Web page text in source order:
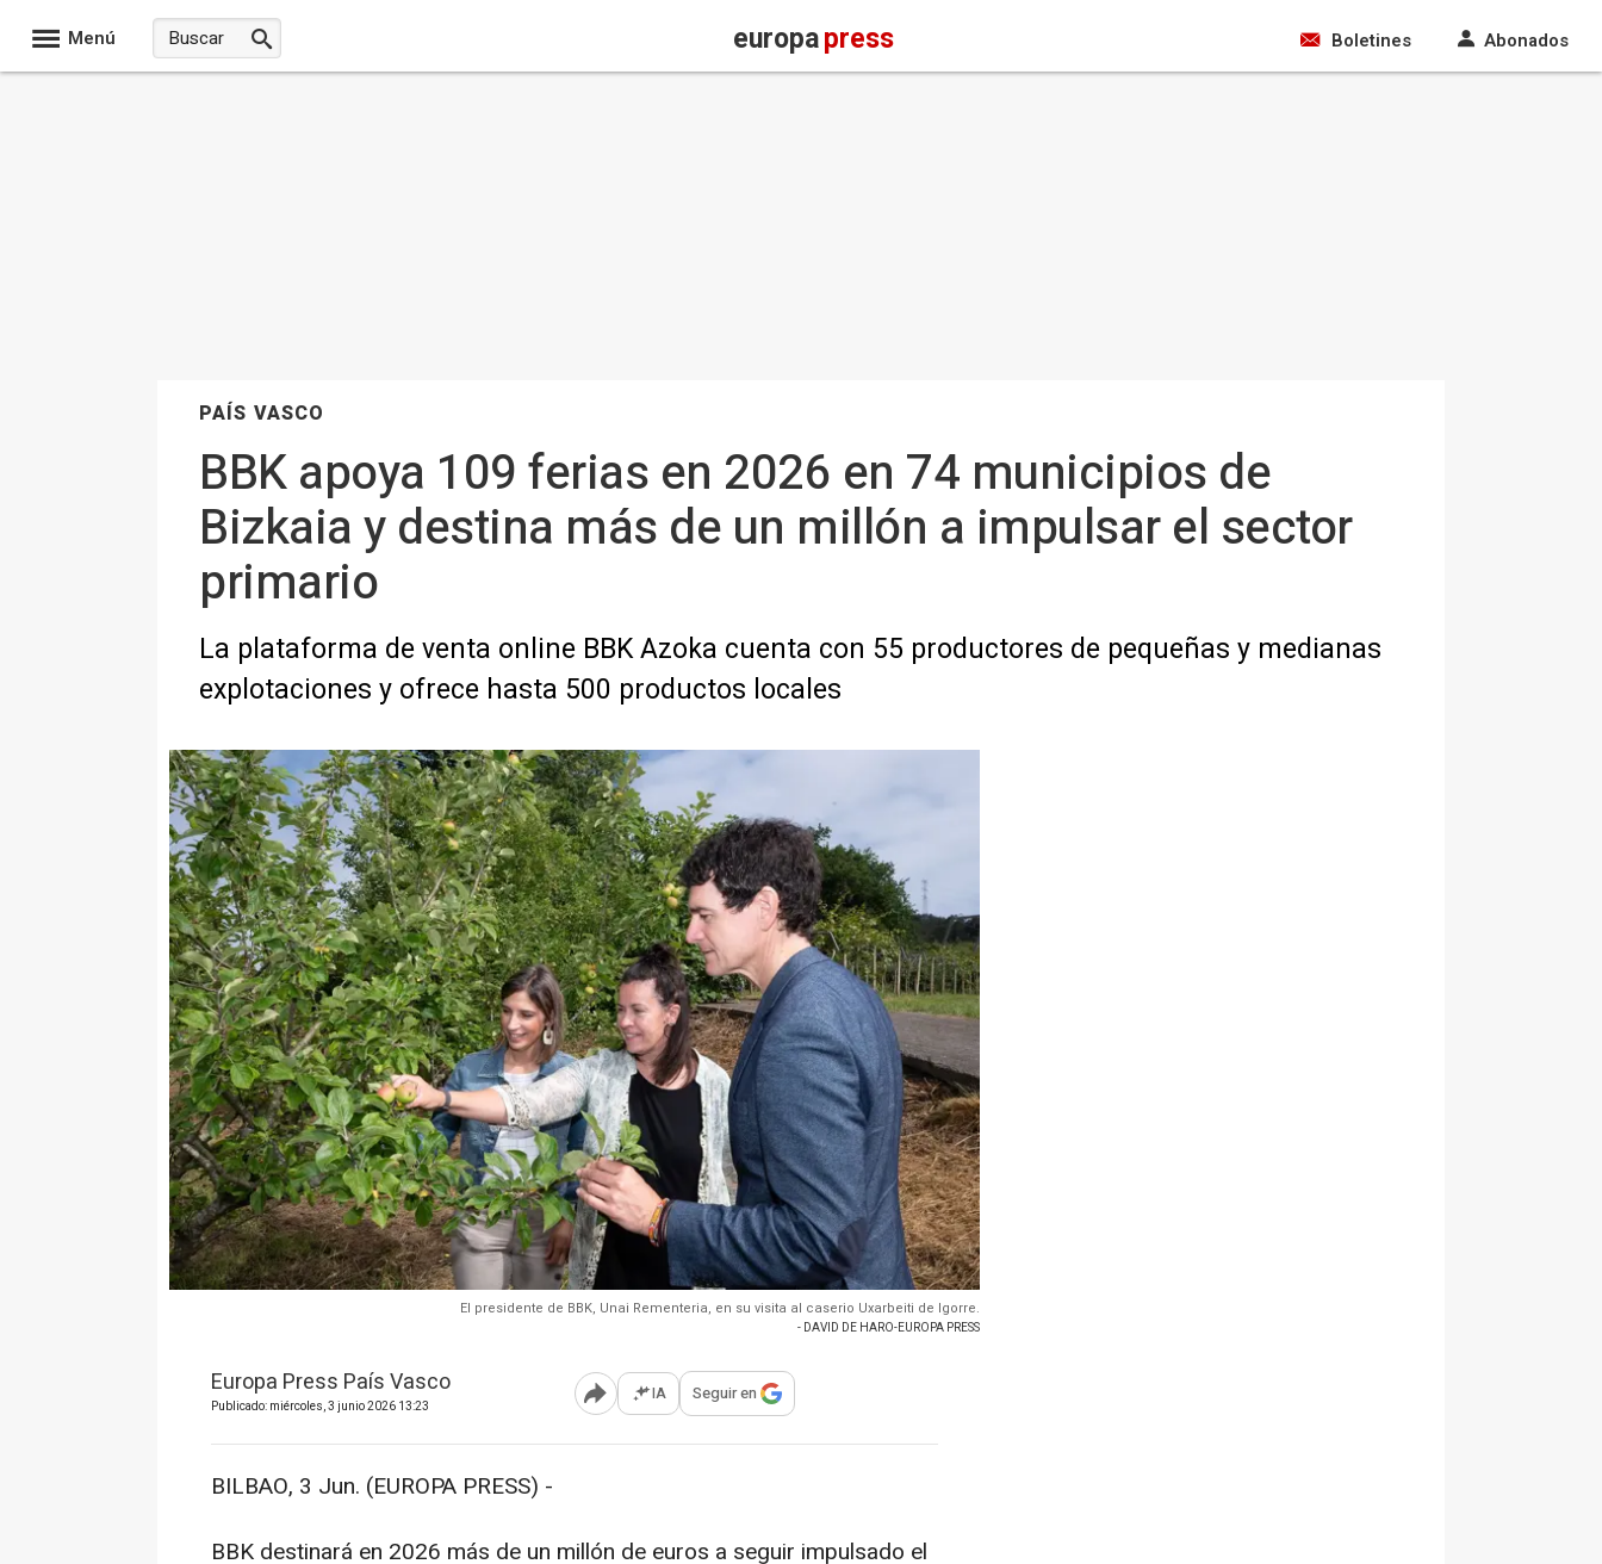
Menú europapress Boletines Abonados
PAÍS VASCO
BBK apoya 109 ferias en 2026 en 74 municipios de
Bizkaia y destina más de un millón a impulsar el sector
primario
La plataforma de venta online BBK Azoka cuenta con 55 productores de pequeñas y medianas
explotaciones y ofrece hasta 500 productos locales
El presidente de BBK, Unai Rementeria, en su visita al caserio Uxarbeiti de Igorre.
- DAVID DE HARO-EUROPA PRESS
Europa Press País Vasco
Publicado: miércoles, 3 junio 2026 13:23 Abrir opciones para compartir
IA Seguir en
BILBAO, 3 Jun. (EUROPA PRESS) -
BBK destinará en 2026 más de un millón de euros a seguir impulsado el